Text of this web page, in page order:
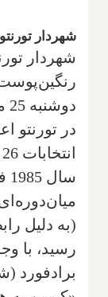
شهردار
شهردار
در تورنتو
(به دلیل